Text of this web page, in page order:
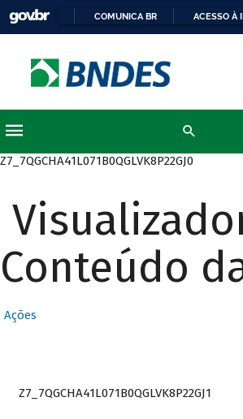
COMUNICA BR ACESSO À
Z7_7QGCHA41L071B0QGLVK8P22GJ0
Conteúdo
Ações
Z7_7QGCHA41L071B0QGLVK8P22GJ1